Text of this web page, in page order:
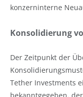
konzerninterne
Konsolidierung
Der Zeitpunkt der
Tether Investments